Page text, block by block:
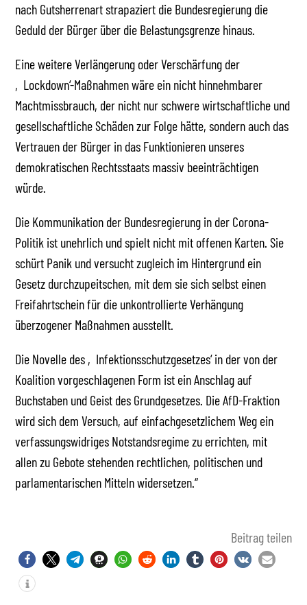
nach Gutsherrenart strapaziert die Bundesregierung die
Geduld der Bürger über die Belastungsgrenze hinaus.
Eine weitere Verlängerung oder Verschärfung der
‚Lockdown‘-Maßnahmen wäre ein nicht hinnehmbarer
Machtmissbrauch, der nicht nur schwere wirtschaftliche und
gesellschaftliche Schäden zur Folge hätte, sondern auch das
Vertrauen der Bürger in das Funktionieren unseres
demokratischen Rechtsstaats massiv beeinträchtigen
würde.
Die Kommunikation der Bundesregierung in der Corona-
Politik ist unehrlich und spielt nicht mit offenen Karten. Sie
schürt Panik und versucht zugleich im Hintergrund ein
Gesetz durchzupeitschen, mit dem sie sich selbst einen
Freifahrtschein für die unkontrollierte Verhängung
überzogener Maßnahmen ausstellt.
Die Novelle des ‚Infektionsschutzgesetzes‘ in der von der
Koalition vorgeschlagenen Form ist ein Anschlag auf
Buchstaben und Geist des Grundgesetzes. Die AfD-Fraktion
wird sich dem Versuch, auf einfachgesetzlichem Weg ein
verfassungswidriges Notstandsregime zu errichten, mit
allen zu Gebote stehenden rechtlichen, politischen und
parlamentarischen Mitteln widersetzen.“
Beitrag teilen